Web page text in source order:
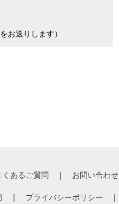
お送りします）
くあるご質問 お問い合わせ
プライバシーポリシー